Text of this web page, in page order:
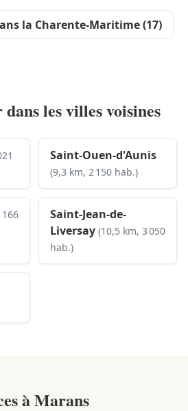
la Charente-Maritime (17)
les villes voisines
Saint-Ouen-d'Aunis
(9,3 km, 2 150 hab.)
166
Saint-Jean-de-
Liversay (10,5 km, 3 050
hab.)
àMarans